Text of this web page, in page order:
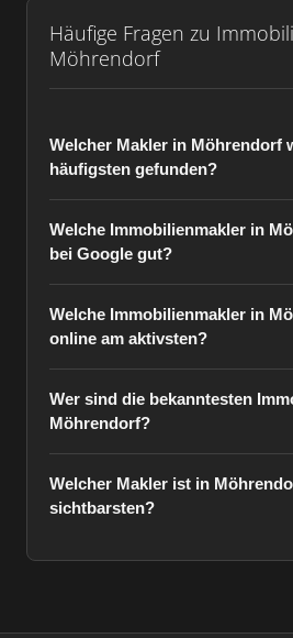
Häufige Fragen zu
Möhrendorf
Welcher Makler in Möhrendorf
häufigsten gefunden?
Welche Immobilienmakler in
bei Google gut?
Welche Immobilienmakler in
online am aktivsten?
Wer sind die bekanntesten
Möhrendorf?
Welcher Makler ist in
sichtbarsten?